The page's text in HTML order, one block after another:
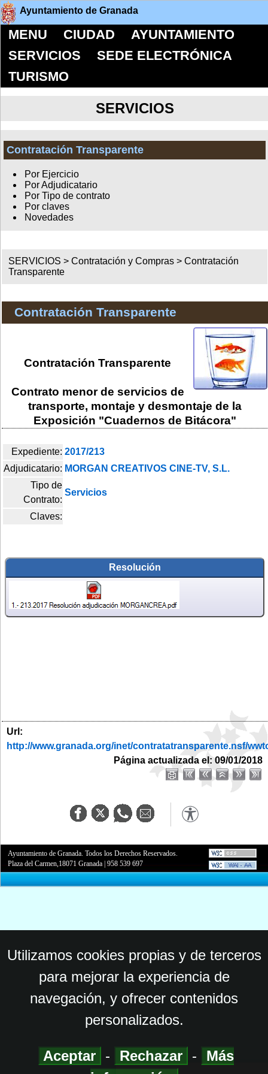
Ayuntamiento de Granada
MENU CIUDAD
AYUNTAMIENTO
SERVICIOS
SEDE ELECTRÓNICA
TURISMO
SERVICIOS
Contratación Transparente
Por Ejercicio
Por Adjudicatario
Por Tipo de contrato
Por claves
Novedades
SERVICIOS >Contratación y Compras >Contratación
Transparente
Contratación Transparente
Contratación Transparente
Contrato menor de servicios de
transporte, montaje y desmontaje de la
Exposición "Cuadernos de Bitácora"
Expediente: 2017/213
Adjudicatario: MORGAN CREATIVOS CINE-TV, S.L.
Tipo de
Contrato:
Servicios
Claves:
Resolución
Url:
http://www.granada.org/inet/contratatransparente.nsf/
Página actualizada el: 09/01/2018
Ayuntamiento de Granada. Todos los Derechos Reservados.
Plaza del Carmen,18071 Granada |958 539 697
Utilizamos cookies propias y de terceros
para mejorar la experiencia de
navegación, y ofrecer contenidos
personalizados.
Aceptar - Rechazar -
Más